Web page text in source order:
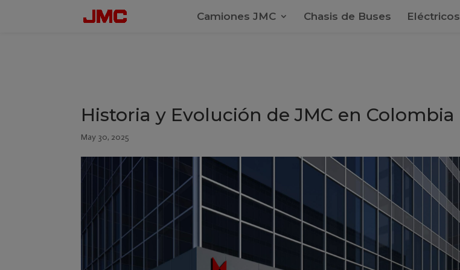
Camiones JMC Chasis de Buses Eléctricos
Historia y Evolución de JMC en Colombia
May 30, 2025